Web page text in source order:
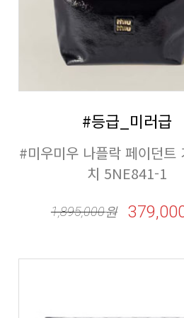
#등급_미러급
치 5NE841-1
1,895,000원